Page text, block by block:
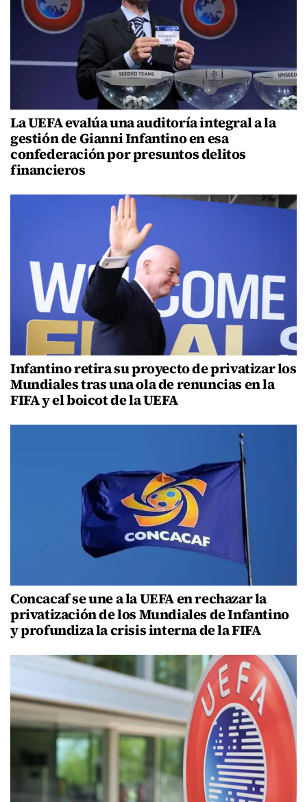
La UEFA evalúa una auditoría integral a la
gestión de Gianni Infantino en esa
confederación por presuntos delitos
financieros
Infantino retira su proyecto de privatizar los
Mundiales tras una ola de renuncias en la
FIFA y el boicot de la UEFA
Concacaf se une a la UEFA en rechazar la
privatización de los Mundiales de Infantino
y profundiza la crisis interna de la FIFA